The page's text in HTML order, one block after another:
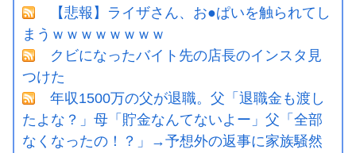
【悲報】ライザさん、お●ぱいを触られてし
まうｗｗｗｗｗｗｗｗ
クビになったバイト先の店長のインスタ見
つけた
年収1500万の父が退職。父「退職金も渡し
たよな？」母「貯金なんてないよー」父「全部
なくなったの！？」→予想外の返事に家族騒然